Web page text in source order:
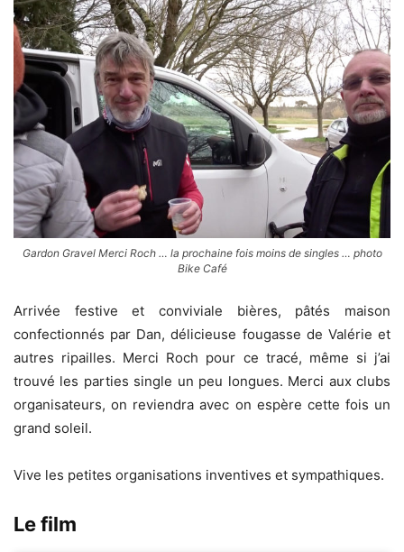
Gardon Gravel Merci Roch … la prochaine fois moins de singles … photo
Bike Café
Arrivée festive et conviviale bières, pâtés maison
confectionnés par Dan, délicieuse fougasse de Valérie et
autres ripailles. Merci Roch pour ce tracé, même si j’ai
trouvé les parties single un peu longues. Merci aux clubs
organisateurs, on reviendra avec on espère cette fois un
grand soleil.
Vive les petites organisations inventives et sympathiques.
Le film